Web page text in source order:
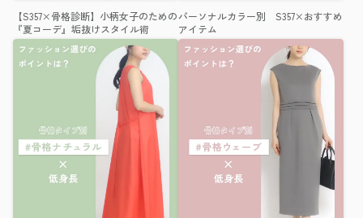
【S357×骨格診断】小柄女子のための
『夏コーデ』垢抜けスタイル術
パーソナルカラー別 S357×おすすめ
アイテム